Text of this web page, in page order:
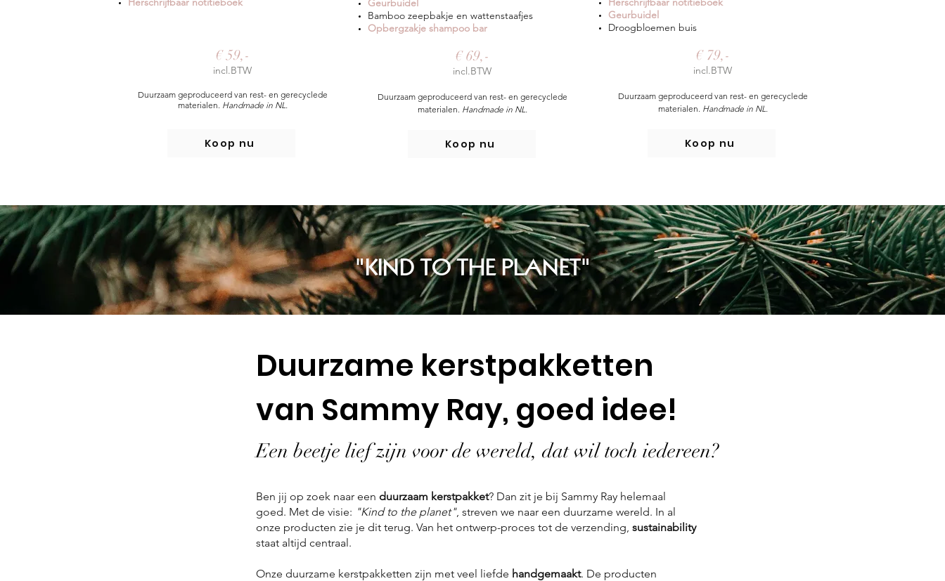
€ 59,-
incl.BTW
Duurzaam geproduceerd van rest- en gerecyclede
materialen. Handmade in NL.
Koop nu
Geurbuidel
Bamboo zeepbakje en wattenstaafjes
Opbergzakje shampoo bar
€ 69,-
incl.BTW
Duurzaam geproduceerd van rest- en gerecyclede
materialen. Handmade in NL.
Koop nu
Geurbuidel
Droogbloemen buis
€ 79,-
incl.BTW
Duurzaam geproduceerd van rest- en gerecyclede
materialen. Handmade in NL.
Koop nu
"KIND TO THE PLANET"
Duurzame kerstpakketten
van Sammy Ray, goed idee!
Een beetje lief zijn voor de wereld, dat wil toch iedereen?
Ben jij op zoek naar een duurzaam kerstpakket? Dan zit je bij Sammy Ray helemaal
goed. Met de visie: "Kind to the planet", streven we naar een duurzame wereld. In al
onze producten zie je dit terug. Van het ontwerp-proces tot de verzending, sustainability
staat altijd centraal.
Onze duurzame kerstpakketten zijn met veel liefde handgemaakt. De producten